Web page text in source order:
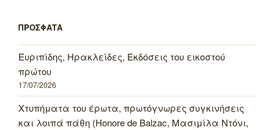
ΠΡΟΣΦΑΤΑ
Ευριπίδης, Ηρακλείδες, Εκδόσεις του εικοστού
πρώτου
17/07/2026
Χτυπήματα του έρωτα, πρωτόγνωρες συγκινήσεις
και λοιπά πάθη (Honore de Balzac, Μασιμίλα Ντόνι,